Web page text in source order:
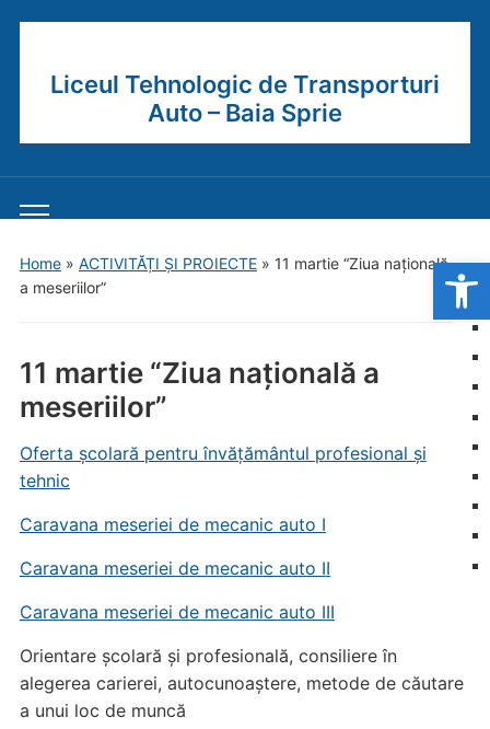
Liceul Tehnologic de Transporturi
Auto – Baia Sprie
Toggle
menu
Home» ACTIVITĂȚI ȘI PROIECTE» 11 martie “Ziua națională
a meseriilor”
11 martie “Ziua națională a
meseriilor”
Oferta școlară pentru învățământul profesional și
tehnic
Caravana meseriei de mecanic auto I
Caravana meseriei de mecanic auto II
Caravana meseriei de mecanic auto III
Orientare școlară și profesională, consiliere în
alegerea carierei, autocunoaștere, metode de căutare
a unui loc de muncă